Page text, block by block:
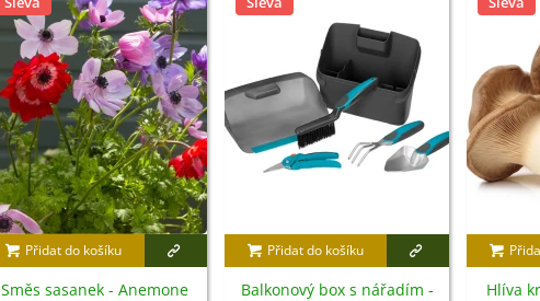
Přidat do košíku
Směs sasanek - Anemone
Přidat do košíku
Balkonový box s nářadím -
Hlíva